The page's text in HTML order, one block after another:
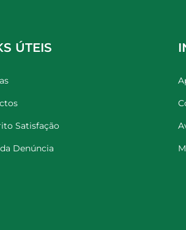
ÚTEIS
Satisfação
Denúncia